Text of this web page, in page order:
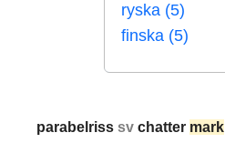
ryska (5)
finska (5)
parabelrisssvchatter mark